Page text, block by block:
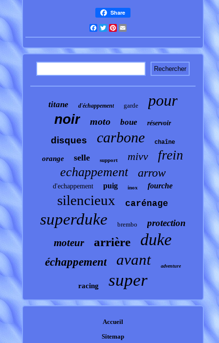
Share
Facebook
TwitterPinterest
titane d'échappement garde pour
noir moto boue réservoir
disques carbone chaîne
orange selle support mivv frein
echappement arrow
d'echappement puig inox fourche
silencieux carénage
superduke brembo protection
moteur arrière duke
échappement avant adventure
racing super
Accueil
Sitemap